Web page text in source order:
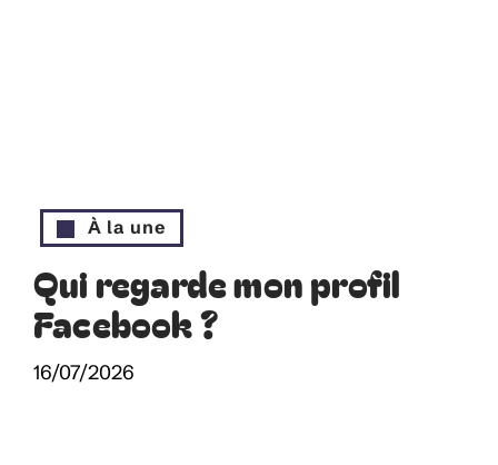
À la une
Qui regarde mon profil
Facebook ?
16/07/2026